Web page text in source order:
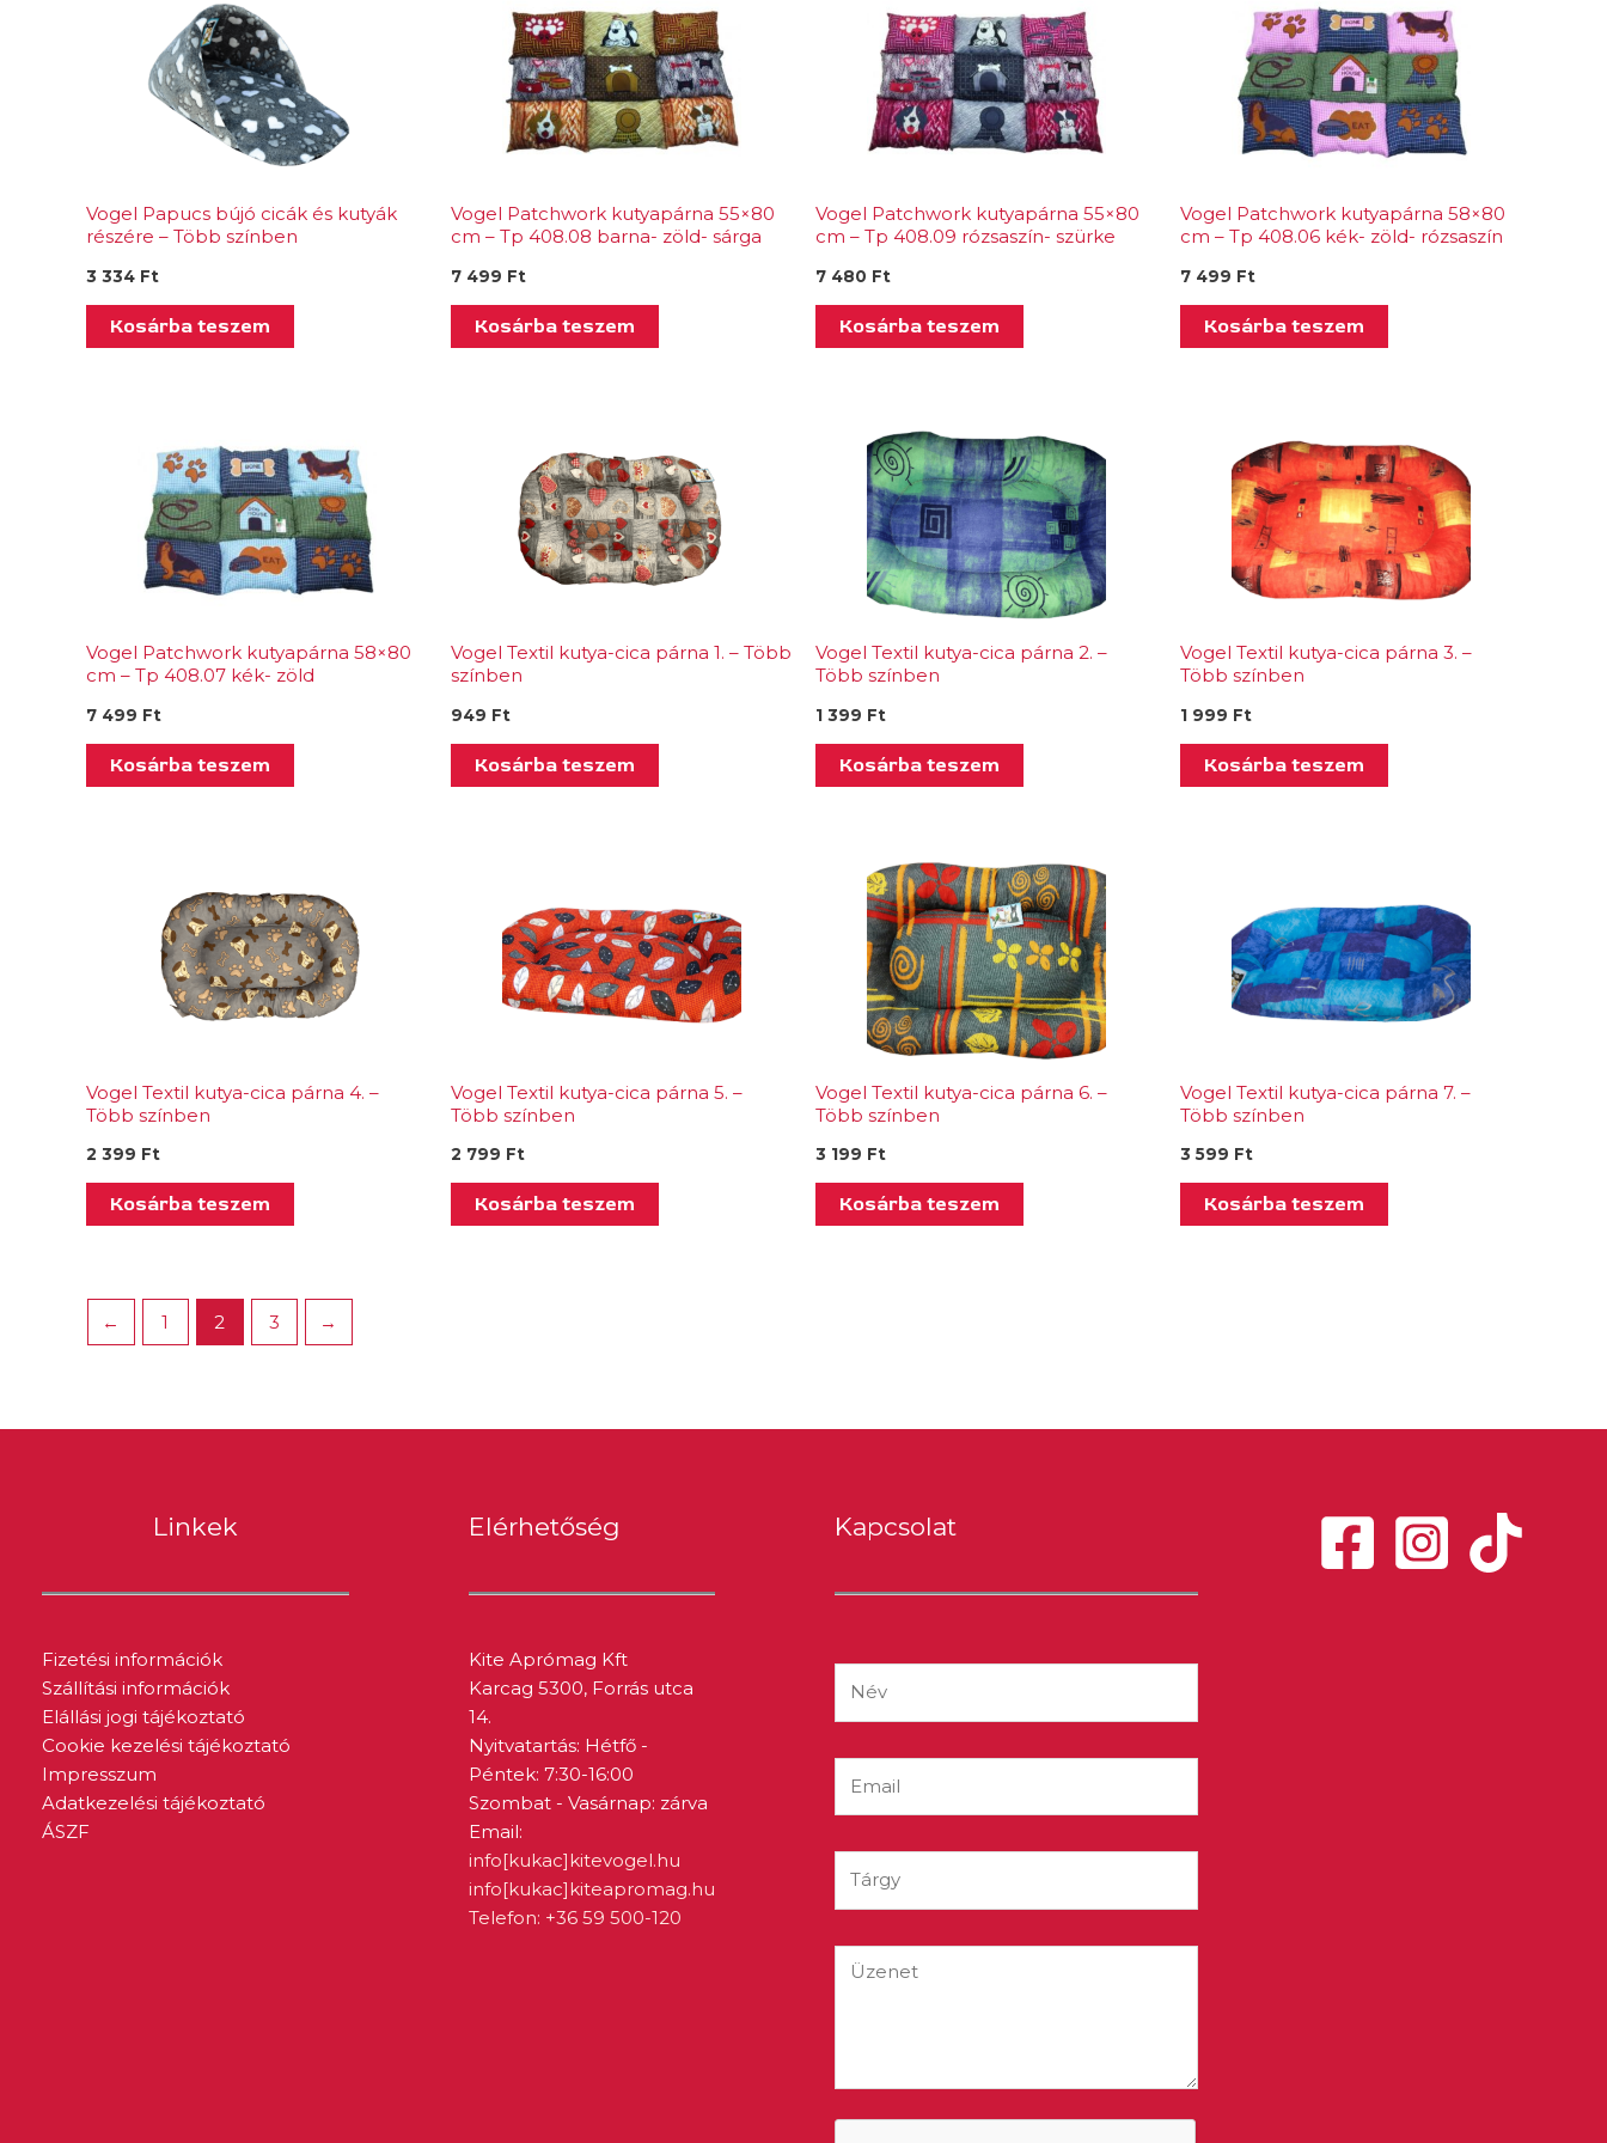
Vogel Papucs bújó cicák és kutyák
részére – Több színben
3 334 Ft
Kosárba teszem
Vogel Patchwork kutyapárna 55×80
cm – Tp 408.08 barna- zöld- sárga
7 499 Ft
Kosárba teszem
Vogel Patchwork kutyapárna 55×80
cm – Tp 408.09 rózsaszín- szürke
7 480 Ft
Kosárba teszem
Vogel Patchwork kutyapárna 58×80
cm – Tp 408.06 kék- zöld- rózsaszín
7 499 Ft
Kosárba teszem
Vogel Patchwork kutyapárna 58×80
cm – Tp 408.07 kék- zöld
7 499 Ft
Kosárba teszem
Vogel Textil kutya-cica párna 1. – Több
színben
949 Ft
Kosárba teszem
Vogel Textil kutya-cica párna 2. –
Több színben
1 399 Ft
Kosárba teszem
Vogel Textil kutya-cica párna 3. –
Több színben
1 999 Ft
Kosárba teszem
Vogel Textil kutya-cica párna 4. –
Több színben
2 399 Ft
Kosárba teszem
Vogel Textil kutya-cica párna 5. –
Több színben
2 799 Ft
Kosárba teszem
Vogel Textil kutya-cica párna 6. –
Több színben
3 199 Ft
Kosárba teszem
Vogel Textil kutya-cica párna 7. –
Több színben
3 599 Ft
Kosárba teszem
← 1 2 3 →
Linkek
Fizetési információk
Szállítási információk
Elállási jogi tájékoztató
Cookie kezelési tájékoztató
Impresszum
Adatkezelési tájékoztató
ÁSZF
Elérhetőség
Kite Aprómag Kft
Karcag 5300, Forrás utca
14.
Nyitvatartás: Hétfő -
Péntek: 7:30-16:00
Szombat - Vasárnap: zárva
Email:
info[kukac]kitevogel.hu
info[kukac]kiteapromag.hu
Telefon: +36 59 500-120
Kapcsolat